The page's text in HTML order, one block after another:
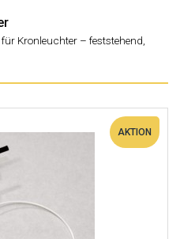
Kronleuchter – feststehend,
AKTION